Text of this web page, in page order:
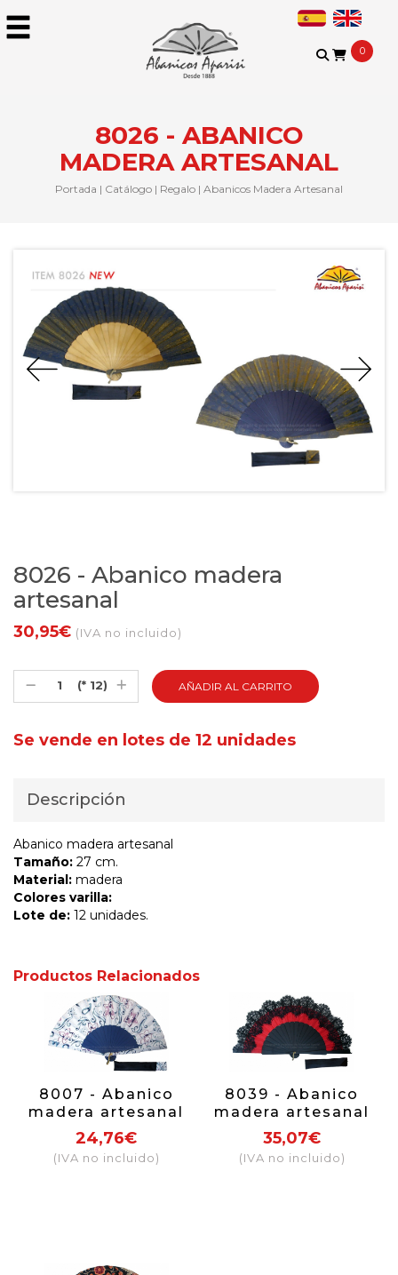
0
8026 - ABANICO
MADERA ARTESANAL
Portada | Catálogo | Regalo | Abanicos Madera Artesanal
8026 - Abanico madera
artesanal
30,95€ (IVA no incluido)
(* 12)
Se vende en lotes de 12 unidades
Descripción
Abanico madera artesanal
Tamaño: 27 cm.
Material: madera
Colores varilla:
Lote de: 12 unidades.
Productos Relacionados
8007 - Abanico
madera artesanal
24,76€
(IVA no incluido)
8039 - Abanico
madera artesanal
35,07€
(IVA no incluido)